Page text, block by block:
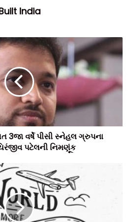
એક ઝલક
ઉપયોગ થયો.
India
3જા વર્ષે પીસી સ્નેહલ ગ્રુપના
પટેલની નિમણૂંક